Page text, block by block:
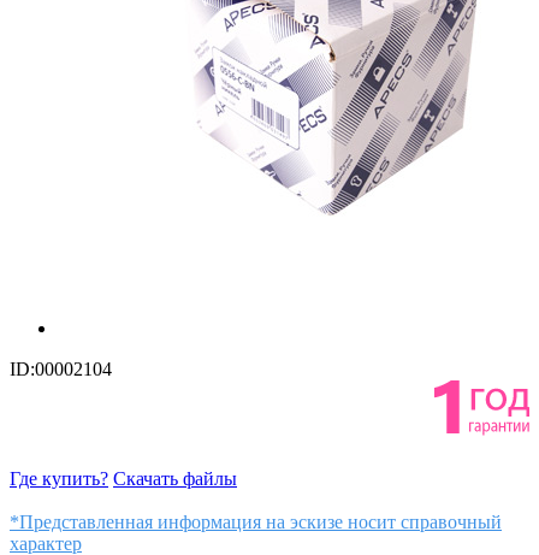
ID:00002104
Где купить? Скачать файлы
*Представленная информация на эскизе носит справочный
характер